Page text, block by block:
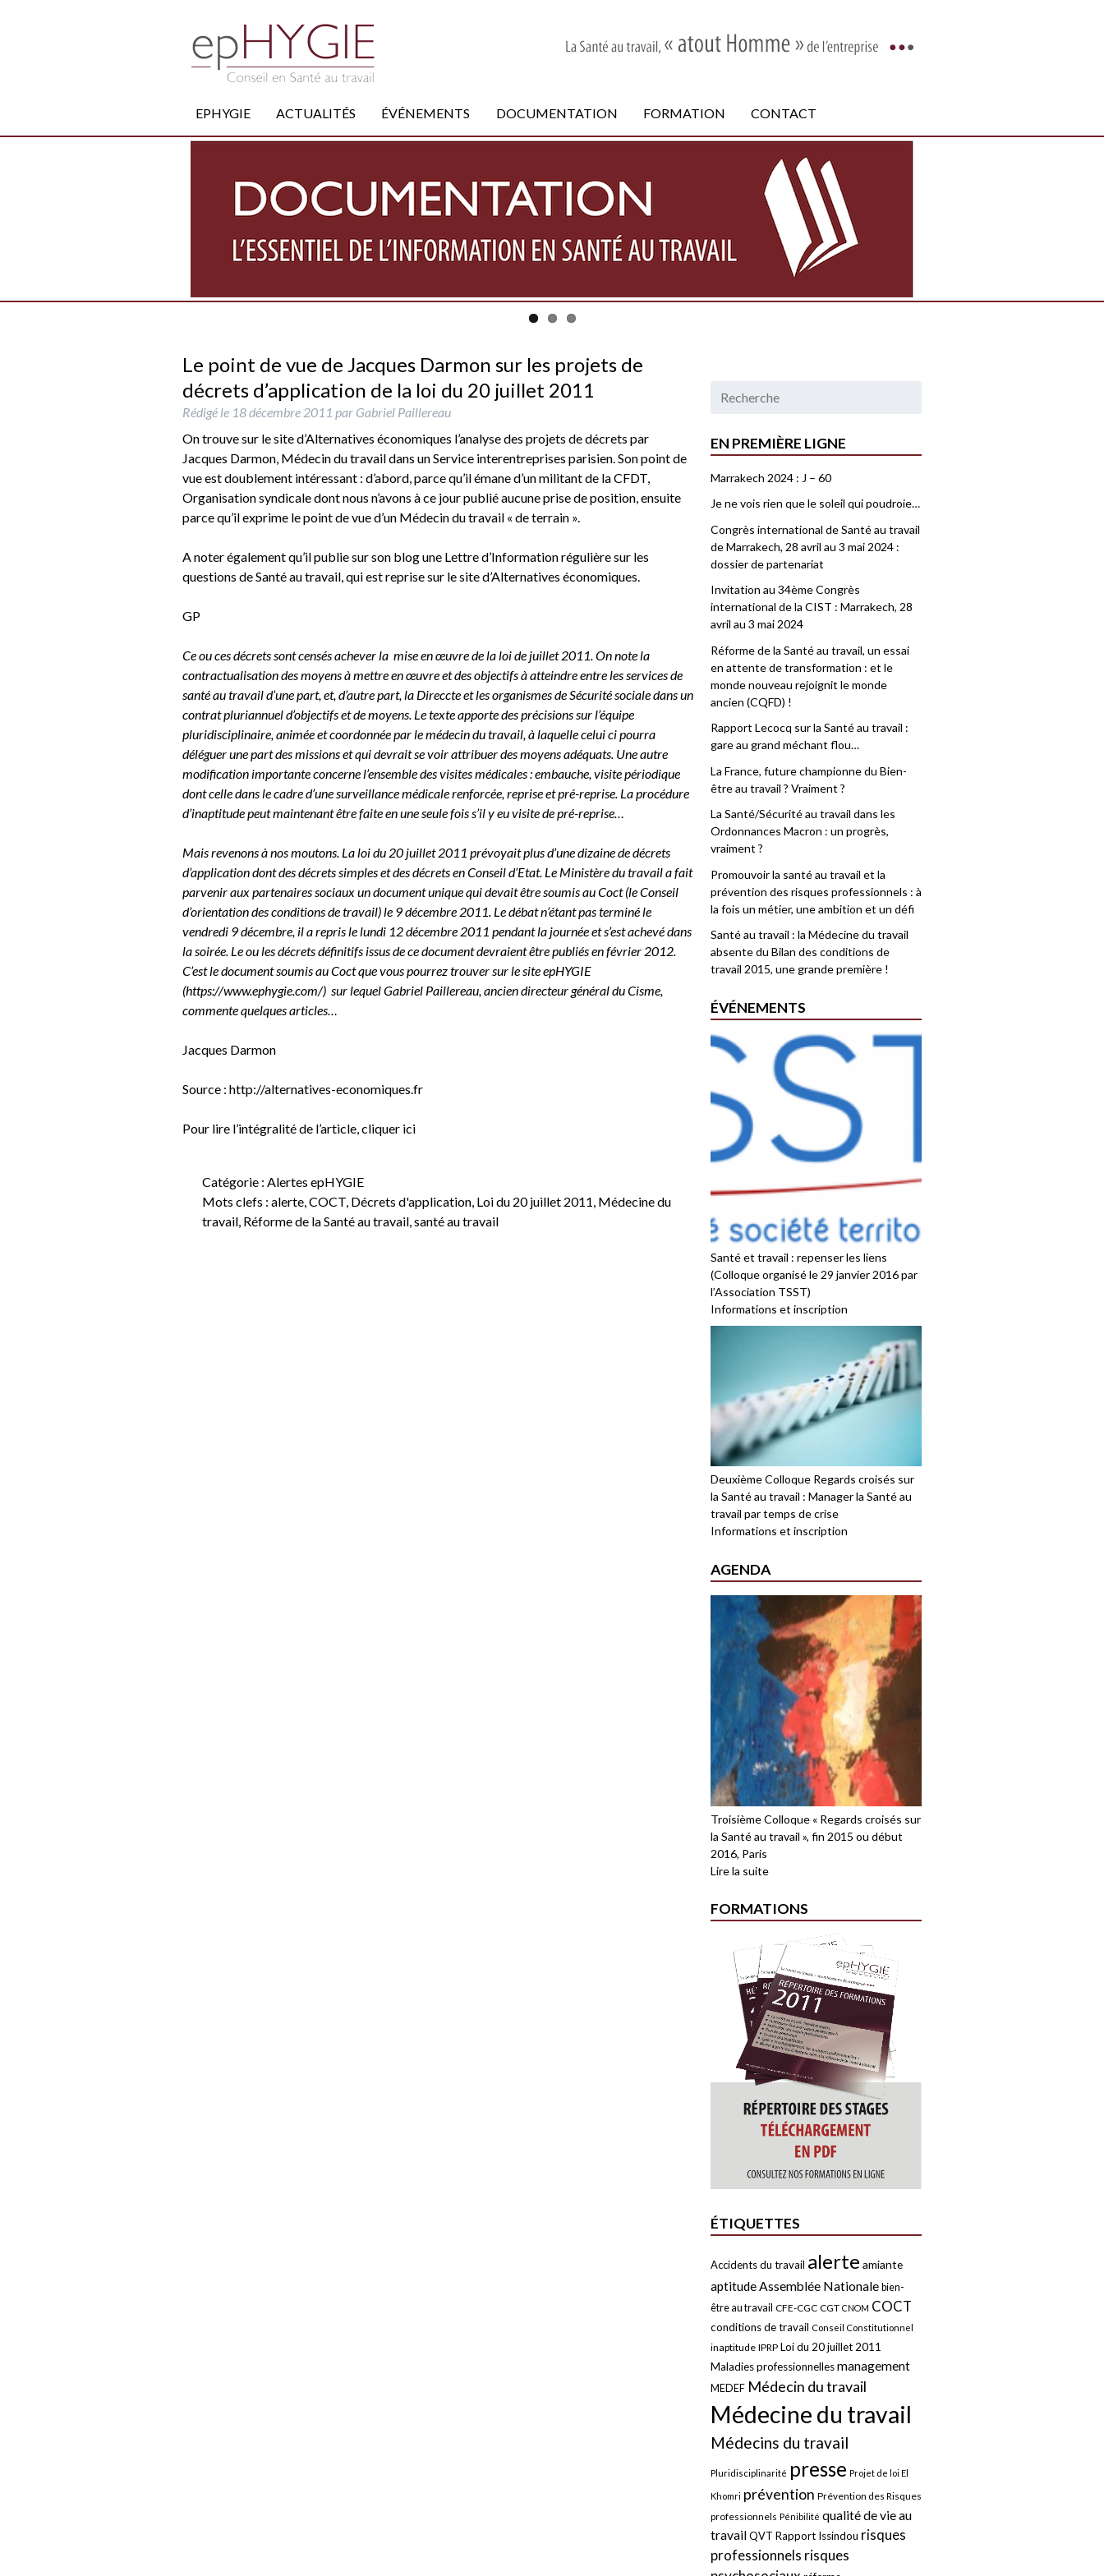
EPHYGIE ACTUALITÉS ÉVÉNEMENTS DOCUMENTATION FORMATION CONTACT
Le point de vue de Jacques Darmon sur les projets de
décrets d’application de la loi du 20 juillet 2011
Rédigé le 18 décembre 2011 par Gabriel Paillereau
On trouve sur le site d’Alternatives économiques l’analyse des projets de décrets par
Jacques Darmon, Médecin du travail dans un Service interentreprises parisien. Son point de
vue est doublement intéressant : d’abord, parce qu’il émane d’un militant de la CFDT,
Organisation syndicale dont nous n’avons à ce jour publié aucune prise de position, ensuite
parce qu’il exprime le point de vue d’un Médecin du travail « de terrain ».
A noter également qu’il publie sur son blog une Lettre d’Information régulière sur les
questions de Santé au travail, qui est reprise sur le site d’Alternatives économiques.
GP
Ce ou ces décrets sont censés achever la mise en œuvre de la loi de juillet 2011. On note la
contractualisation des moyens à mettre en œuvre et des objectifs à atteindre entre les services de
santé au travail d’une part, et, d’autre part, la Direccte et les organismes de Sécurité sociale dans un
contrat pluriannuel d’objectifs et de moyens. Le texte apporte des précisions sur l’équipe
pluridisciplinaire, animée et coordonnée par le médecin du travail, à laquelle celui ci pourra
déléguer une part des missions et qui devrait se voir attribuer des moyens adéquats. Une autre
modification importante concerne l’ensemble des visites médicales : embauche, visite périodique
dont celle dans le cadre d’une surveillance médicale renforcée, reprise et pré-reprise. La procédure
d’inaptitude peut maintenant être faite en une seule fois s’il y eu visite de pré-reprise…
Mais revenons à nos moutons. La loi du 20 juillet 2011 prévoyait plus d’une dizaine de décrets
d’application dont des décrets simples et des décrets en Conseil d’Etat. Le Ministère du travail a fait
parvenir aux partenaires sociaux un document unique qui devait être soumis au Coct (le Conseil
d’orientation des conditions de travail) le 9 décembre 2011. Le débat n’étant pas terminé le
vendredi 9 décembre, il a repris le lundi 12 décembre 2011 pendant la journée et s’est achevé dans
la soirée. Le ou les décrets définitifs issus de ce document devraient être publiés en février 2012.
C’est le document soumis au Coct que vous pourrez trouver sur le site epHYGIE
(https://www.ephygie.com/) sur lequel Gabriel Paillereau, ancien directeur général du Cisme,
commente quelques articles…
Jacques Darmon
Source : http://alternatives-economiques.fr
Pour lire l’intégralité de l’article,cliquer ici
Catégorie : Alertes epHYGIE
Mots clefs : alerte,COCT, Décrets d'application, Loi du 20 juillet 2011, Médecine du
travail, Réforme de la Santé au travail,santé au travail
EN PREMIÈRE LIGNE
Marrakech 2024 : J – 60
Je ne vois rien que le soleil qui poudroie…
Congrès international de Santé au travail
de Marrakech, 28 avril au 3 mai 2024 :
dossier de partenariat
Invitation au 34ème Congrès
international de la CIST : Marrakech, 28
avril au 3 mai 2024
Réforme de la Santé au travail, un essai
en attente de transformation : et le
monde nouveau rejoignit le monde
ancien (CQFD) !
Rapport Lecocq sur la Santé au travail :
gare au grand méchant flou…
La France, future championne du Bien-
être au travail ? Vraiment ?
La Santé/Sécurité au travail dans les
Ordonnances Macron : un progrès,
vraiment ?
Promouvoir la santé au travail et la
prévention des risques professionnels : à
la fois un métier, une ambition et un défi
Santé au travail : la Médecine du travail
absente du Bilan des conditions de
travail 2015, une grande première !
ÉVÉNEMENTS
Santé et travail : repenser les liens
(Colloque organisé le 29 janvier 2016 par
l’Association TSST)
Informations et inscription
Deuxième Colloque Regards croisés sur
la Santé au travail : Manager la Santé au
travail par temps de crise
Informations et inscription
AGENDA
Troisième Colloque « Regards croisés sur
la Santé au travail », fin 2015 ou début
2016, Paris
Lire la suite
FORMATIONS
ÉTIQUETTES
Accidents du travail alerte amiante
aptitudeAssemblée Nationale bien-
être au travail CFE-CGC CGT CNOM COCT
conditions de travail Conseil Constitutionnel
inaptitude IPRP Loi du 20 juillet 2011
Maladies professionnellesmanagement
MEDEF Médecin du travail
Médecine du travail
Médecins du travail
Pluridisciplinarité presse Projet de loi El
Khomri prévention Prévention des Risques
professionnels Pénibilité qualité de vie au
travailQVT Rapport Issindou risques
professionnels risques